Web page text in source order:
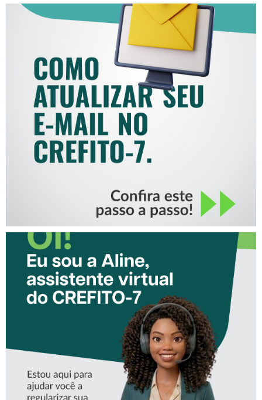
COMO ATUALIZAR SEU E-
MAIL NO CREFITO-7
CONHEÇA A ‘ALINE’,
ASSISTENTE VIRTUAL DO
CREFITO-7